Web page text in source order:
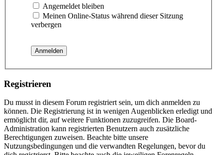
Angemeldet bleiben
Meinen Online-Status während dieser Sitzung
verbergen
Registrieren
Du musst in diesem Forum registriert sein, um dich anmelden zu
können. Die Registrierung ist in wenigen Augenblicken erledigt und
ermöglicht dir, auf weitere Funktionen zuzugreifen. Die Board-
Administration kann registrierten Benutzern auch zusätzliche
Berechtigungen zuweisen. Beachte bitte unsere
Nutzungsbedingungen und die verwandten Regelungen, bevor du